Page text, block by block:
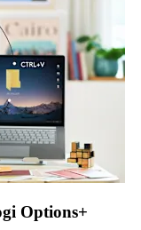
Options+